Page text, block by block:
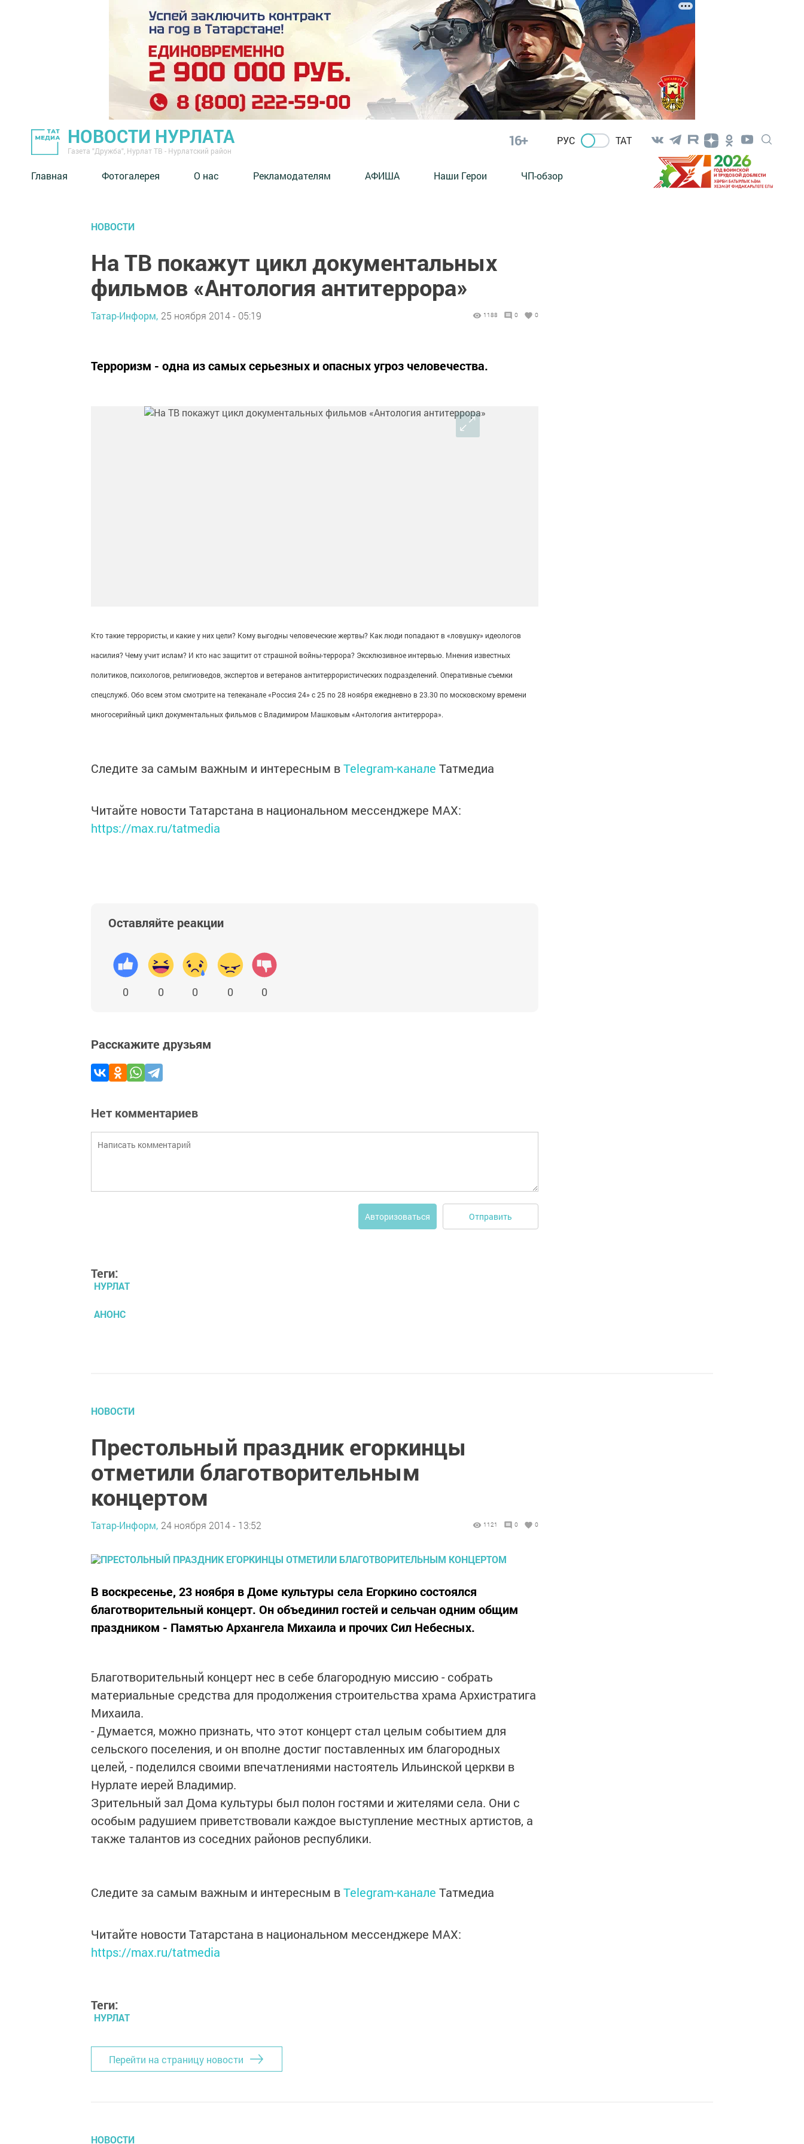
НОВОСТИ НУРЛАТА
Газета "Дружба", Нурлат ТВ - Нурлатский район
16+ РУС ТАТ
Главная Фотогалерея О нас Рекламодателям АФИША Наши Герои ЧП-обзор
НОВОСТИ
На ТВ покажут цикл документальных
фильмов «Антология антитеррора»
Татар-Информ, 25 ноября 2014 - 05:19 1188 0 0
Терроризм - одна из самых серьезных и опасных угроз человечества.
Кто такие террористы, и какие у них цели? Кому выгодны человеческие жертвы? Как люди попадают в «ловушку» идеологов
насилия? Чему учит ислам? И кто нас защитит от страшной войны-террора? Эксклюзивное интервью. Мнения известных
политиков, психологов, религиоведов, экспертов и ветеранов антитеррористических подразделений. Оперативные съемки
спецслужб. Обо всем этом смотрите на телеканале «Россия 24» с 25 по 28 ноября ежедневно в 23.30 по московскому времени
многосерийный цикл документальных фильмов с Владимиром Машковым «Антология антитеррора».
Следите за самым важным и интересным вTelegram-канале Татмедиа
Читайте новости Татарстана в национальном мессенджере MАХ:
https://max.ru/tatmedia
Оставляйте реакции
0 0 0 0 0
Расскажите друзьям
Нет комментариев
Авторизоваться Отправить
Теги:
НУРЛАТ
АНОНС
НОВОСТИ
Престольный праздник егоркинцы
отметили благотворительным
концертом
Татар-Информ, 24 ноября 2014 - 13:52 1121 0 0
В воскресенье, 23 ноября в Доме культуры села Егоркино состоялся
благотворительный концерт. Он объединил гостей и сельчан одним общим
праздником - Памятью Архангела Михаила и прочих Сил Небесных.
Благотворительный концерт нес в себе благородную миссию - собрать
материальные средства для продолжения строительства храма Архистратига
Михаила.
- Думается, можно признать, что этот концерт стал целым событием для
сельского поселения, и он вполне достиг поставленных им благородных
целей, - поделился своими впечатлениями настоятель Ильинской церкви в
Нурлате иерей Владимир.
Зрительный зал Дома культуры был полон гостями и жителями села. Они с
особым радушием приветствовали каждое выступление местных артистов, а
также талантов из соседних районов республики.
Следите за самым важным и интересным вTelegram-канале Татмедиа
Читайте новости Татарстана в национальном мессенджере MАХ:
https://max.ru/tatmedia
Теги:
НУРЛАТ
Перейти на страницу новости
НОВОСТИ